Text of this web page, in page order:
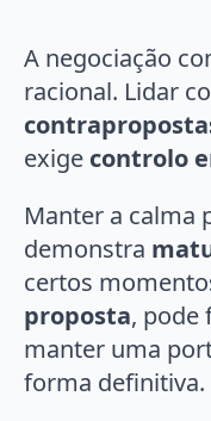
A negociação
racional. Lidar
exige controlo
Manter a calma
demonstra
certos
proposta, pode
manter uma
forma definitiva.